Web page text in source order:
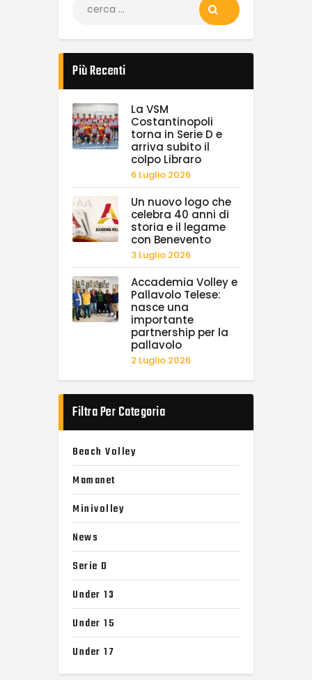
Più Recenti
La VSM
Costantinopoli
torna in Serie D e
arriva subito il
colpo Libraro
6 Luglio 2026
Un nuovo logo che
celebra 40 anni di
storia e il legame
con Benevento
3 Luglio 2026
Accademia Volley e
Pallavolo Telese:
nasce una
importante
partnership per la
pallavolo
2 Luglio 2026
Filtra Per Categoria
Beach Volley
Mamanet
Minivolley
News
Serie D
Under 13
Under 15
Under 17